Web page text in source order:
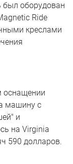
был оборудован
Ride
креслами
оснащении
машину с
и
на Virginia
590 долларов.